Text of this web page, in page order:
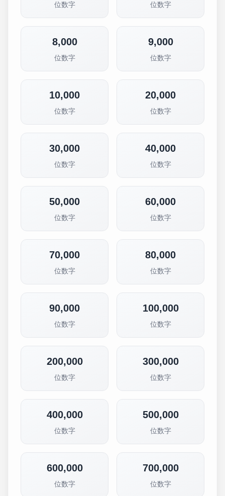
位数字 位数字
8,000
位数字
9,000
位数字
10,000
位数字
20,000
位数字
30,000
位数字
40,000
位数字
50,000
位数字
60,000
位数字
70,000
位数字
80,000
位数字
90,000
位数字
100,000
位数字
200,000
位数字
300,000
位数字
400,000
位数字
500,000
位数字
600,000
位数字
700,000
位数字